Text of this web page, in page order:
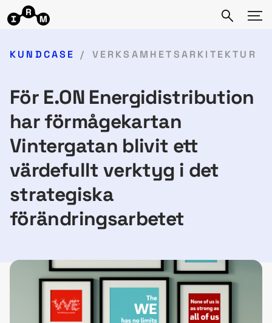
KUNDCASE VERKSAMHETSARKITEKTUR
För E.ON Energidistribution
har förmågekartan
Vintergatan blivit ett
värdefullt verktyg i det
strategiska
förändringsarbetet